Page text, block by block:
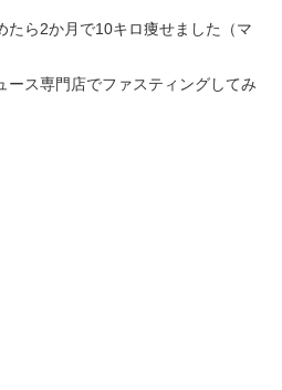
たら2か月で10キロ痩せました（マ
ース専門店でファスティングしてみ